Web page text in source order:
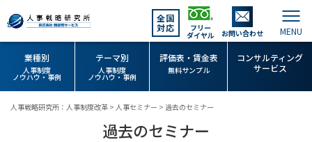
全国
対応
フリー
ダイヤル お問い合わせ
業種別
人事制度
ノウハウ・事例
テーマ別
人事制度
ノウハウ・事例
評価表・賃金表
無料サンプル
コンサルティング
サービス
人事戦略研究所：人事制度改革 > 人事セミナー > 過去のセミナー
過去のセミナー